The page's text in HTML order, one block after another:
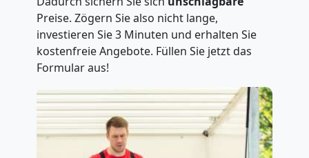
Preise. Zögern Sie also nicht lange,
investieren Sie 3 Minuten und erhalten Sie
kostenfreie Angebote. Füllen Sie jetzt das
Formular aus!